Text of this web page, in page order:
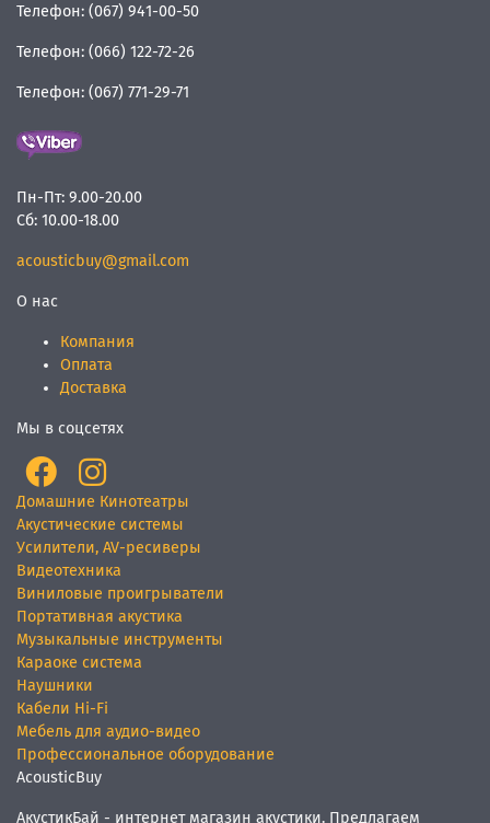
Телефон: (067) 941-00-50
Телефон: (066) 122-72-26
Телефон: (067) 771-29-71
Пн-Пт: 9.00-20.00
Сб: 10.00-18.00
acousticbuy@gmail.com
О нас
Компания
Оплата
Доставка
Мы в соцсетях
Домашние Кинотеатры
Акустические системы
Усилители, AV-ресиверы
Видеотехника
Виниловые проигрыватели
Портативная акустика
Музыкальные инструменты
Караоке система
Наушники
Кабели Hi-Fi
Мебель для аудио-видео
Профессиональное оборудование
AcousticBuy
АкустикБай - интернет магазин акустики. Предлагаем